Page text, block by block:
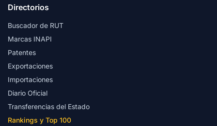
Directorios
Buscador de RUT
Marcas INAPI
Patentes
Exportaciones
Importaciones
Diario Oficial
Transferencias del Estado
Rankings y Top 100